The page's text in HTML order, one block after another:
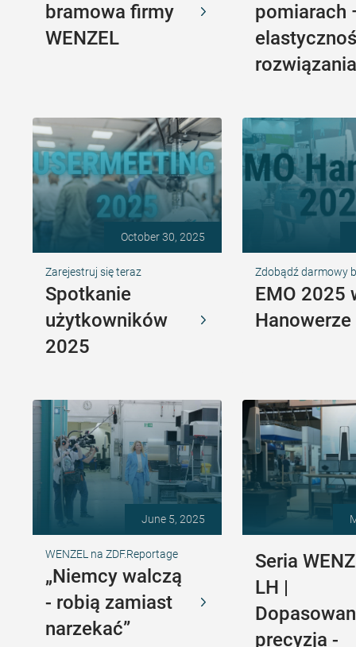
bramowa firmy
WENZEL
pomiarach
October 30, 2025
Zarejestruj się teraz
Spotkanie
użytkowników
2025
Zdobądź darmowy
EMO 2025
Hanowerze
June 5, 2025
WENZEL na ZDF.Reportage
„Niemcy walczą
- robią zamiast
narzekać”
Seria
LH |
precyzja -